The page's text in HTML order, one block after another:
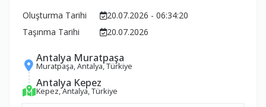
Oluşturma Tarihi
20.07.2026 - 06:34:20
Taşınma Tarihi
20.07.2026
Antalya Muratpaşa
Muratpaşa, Antalya, Türkiye
Antalya Kepez
Kepez, Antalya, Türkiye